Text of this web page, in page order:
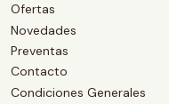
Ofertas
Novedades
Preventas
Contacto
Condiciones Generales